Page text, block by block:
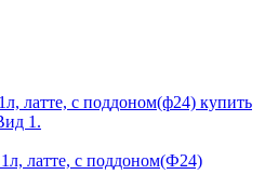
латте, с поддоном(Ф24)